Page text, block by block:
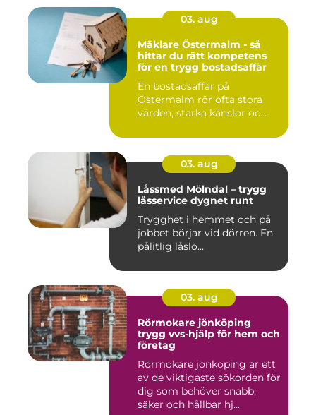
03. aug
Mäklare Östermalm - så
hittar du rätt kompetens
för en trygg bostadsaffär
En bostadsaffär på
Östermalm rör ofta stora
värden, starka känslor oc...
03. aug
Låssmed Mölndal – trygg
låsservice dygnet runt
Trygghet i hemmet och på
jobbet börjar vid dörren. En
pålitlig låslö...
03. aug
Rörmokare jönköping
trygg vvs-hjälp för hem och
företag
Rörmokare jönköping är ett
av de viktigaste sökorden för
dig som behöver snabb,
säker och hållbar hj...